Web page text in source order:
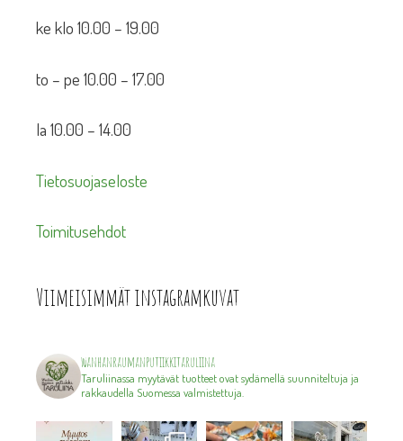
ke klo 10.00 – 19.00
to – pe 10.00 – 17.00
la 10.00 – 14.00
Tietosuojaseloste
Toimitusehdot
Viimeisimmät instagramkuvat
wanhanraumanputiikkitaruliina
Taruliinassa myytävät tuotteet ovat sydämellä suunniteltuja ja
rakkaudella Suomessa valmistettuja.